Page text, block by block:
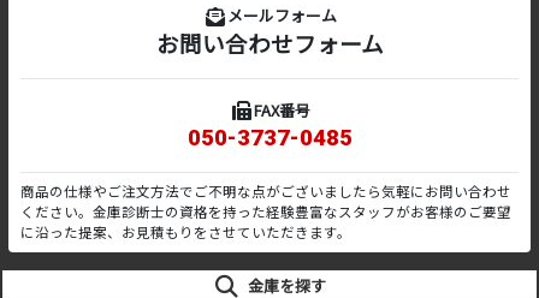
メールフォーム
お問い合わせフォーム
FAX番号
050-3737-0485
商品の仕様やご注文方法でご不明な点がございましたら気軽にお問い合わせ
ください。金庫診断士の資格を持った経験豊富なスタッフがお客様のご要望
に沿った提案、お見積もりをさせていただきます。
金庫を探す